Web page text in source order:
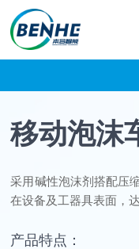
移动泡沫
采用碱性泡沫剂搭配压
在设备及工器具表面，
产品特点：